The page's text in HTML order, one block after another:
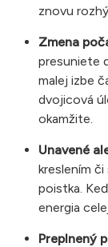
znovu
Zmena
presuniete
malej izbe
dvojicová
okamžite.
Unavené
kreslením
poistka.
energia
Preplnený